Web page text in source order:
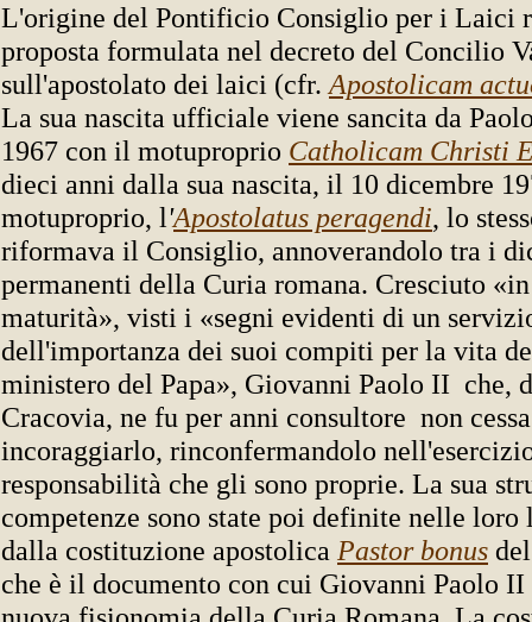
L'origine del Pontificio Consiglio per i Laici
proposta formulata nel decreto del Concilio
sull'apostolato dei laici (cfr. Apostolicam
La sua nascita ufficiale viene sancita da
1967 con il motuproprio Catholicam Christi
dieci anni dalla sua nascita, il 10 dicembre
motuproprio, l'Apostolatus peragendi, lo
riformava il Consiglio, annoverandolo tra i
permanenti della Curia romana. Cresciuto
maturità», visti i «segni evidenti di un
dell'importanza dei suoi compiti per la vita
ministero del Papa», Giovanni Paolo II ­ che,
Cracovia, ne fu per anni consultore ­ non
incoraggiarlo, rinconfermandolo
responsabilità che gli sono proprie. La sua
competenze sono state poi definite nelle loro
dalla costituzione apostolica Pastor bonus
che è il documento con cui Giovanni Paolo